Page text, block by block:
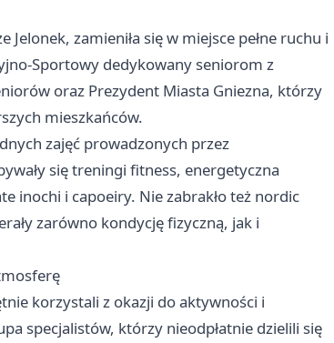
zamieniła się w miejsce pełne ruchu i
Sportowy dedykowany seniorom z
oraz Prezydent Miasta Gniezna, którzy
mieszkańców.
zajęć prowadzonych przez
się treningi fitness, energetyczna
inochi i capoeiry. Nie zabrakło też nordic
zarówno kondycję fizyczną, jak i
korzystali z okazji do aktywności i
specjalistów, którzy nieodpłatnie dzielili się